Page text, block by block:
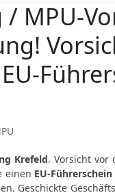
/ MPU-
Krefeld. Vorsicht vor
einen EU-Führerschein
Geschickte